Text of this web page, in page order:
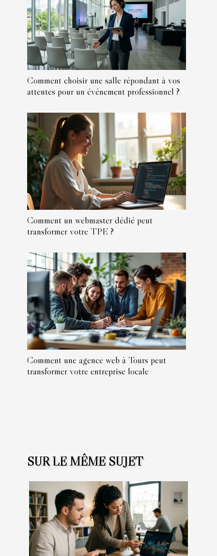
Comment choisir une salle répondant à vos
attentes pour un événement professionnel ?
Comment un webmaster dédié peut
transformer votre TPE ?
Comment une agence web à Tours peut
transformer votre entreprise locale
SUR LE MÊME SUJET